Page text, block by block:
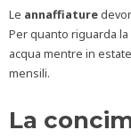
Le annaffiature
Per quanto riguarda
acqua mentre in
mensili.
La